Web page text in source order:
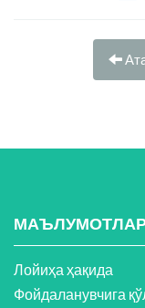
Лойиҳа ҳақида
Фойдаланувчига